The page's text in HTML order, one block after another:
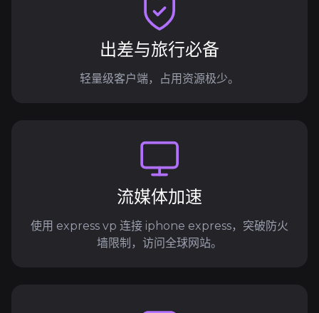
出差与旅行必备
轻量级客户端，占用资源极少。
流媒体加速
使用 express vp 连接 iphone express，突破防火
墙限制，访问全球网站。